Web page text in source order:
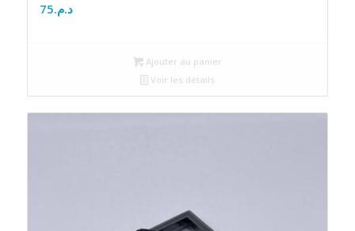
د.م.75
Ajouter au panier
Voir les détails